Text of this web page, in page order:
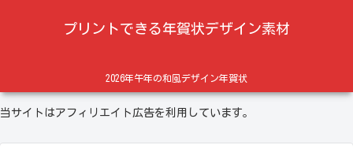
プリントできる年賀状デザイン素材
2026年午年の和風デザイン年賀状
当サイトはアフィリエイト広告を利用しています。